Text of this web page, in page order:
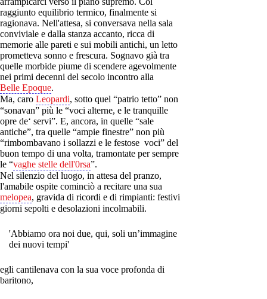
raggiunto equilibrio termico, finalmente si
ragionava. Nell'attesa, si conversava nella sala
conviviale e dalla stanza accanto, ricca di
memorie alle pareti e sui mobili antichi, un letto
prometteva sonno e frescura. Sognavo già tra
quelle morbide piume di scendere agevolmente
nei primi decenni del secolo incontro alla
Belle Epoque.
Ma, caro Leopardi, sotto quel “patrio tetto” non
“sonavan” più le “voci alterne, e le tranquille
opre de‘ servi”. E, ancora, in quelle “sale
antiche”, tra quelle “ampie finestre” non più
“rimbombavano i sollazzi e le festose voci” del
buon tempo di una volta, tramontate per sempre
le “vaghe stelle dell'0rsa”.
Nel silenzio del luogo, in attesa del pranzo,
l'amabile ospite cominciò a recitare una sua
melopea, gravida di ricordi e di rimpianti: festivi
giorni sepolti e desolazioni incolmabili.
'Abbiamo ora noi due, qui, soli un’immagine
dei nuovi tempi'
egli cantilenava con la sua voce profonda di
baritono,